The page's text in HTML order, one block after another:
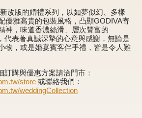
巧克力餅乾
巧克力磚/巧克力豆
G Cube 松露巧克力
改版的婚禮系列，以如夢似幻、多樣
優雅高貴的包裝風格，凸顯GODIVA寄
神，味道香濃絲滑、層次豐富的
代表著真誠深摯的心意與感謝，無論是
物，或是婚宴賓客伴手禮，皆是令人難
訂購與優惠方案請洽門市：
store 或聯絡我們：
weddingCollection